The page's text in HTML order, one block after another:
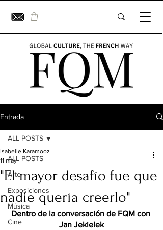
Entrada
ALL POSTS
Arte
Exposiciones
Música
Cine
ALL POSTS
"El mayor desafío fue que
nadie quería creerlo"
Isabelle Karamooz
11 may
Dentro de la conversación de FQM con
Jan Jekielek